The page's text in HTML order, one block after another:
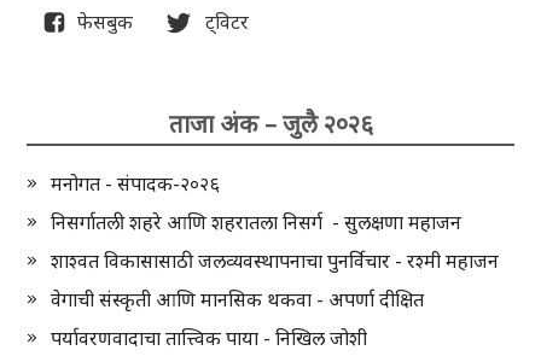
फेसबुक ट्विटर
ताजा अंक – जुलै २०२६
मनोगत - संपादक-२०२६
निसर्गातली शहरे आणि शहरातला निसर्ग - सुलक्षणा महाजन
शाश्वत विकासासाठी जलव्यवस्थापनाचा पुनर्विचार - रश्मी महाजन
वेगाची संस्कृती आणि मानसिक थकवा - अपर्णा दीक्षित
पर्यावरणवादाचा तात्त्विक पाया - निखिल जोशी